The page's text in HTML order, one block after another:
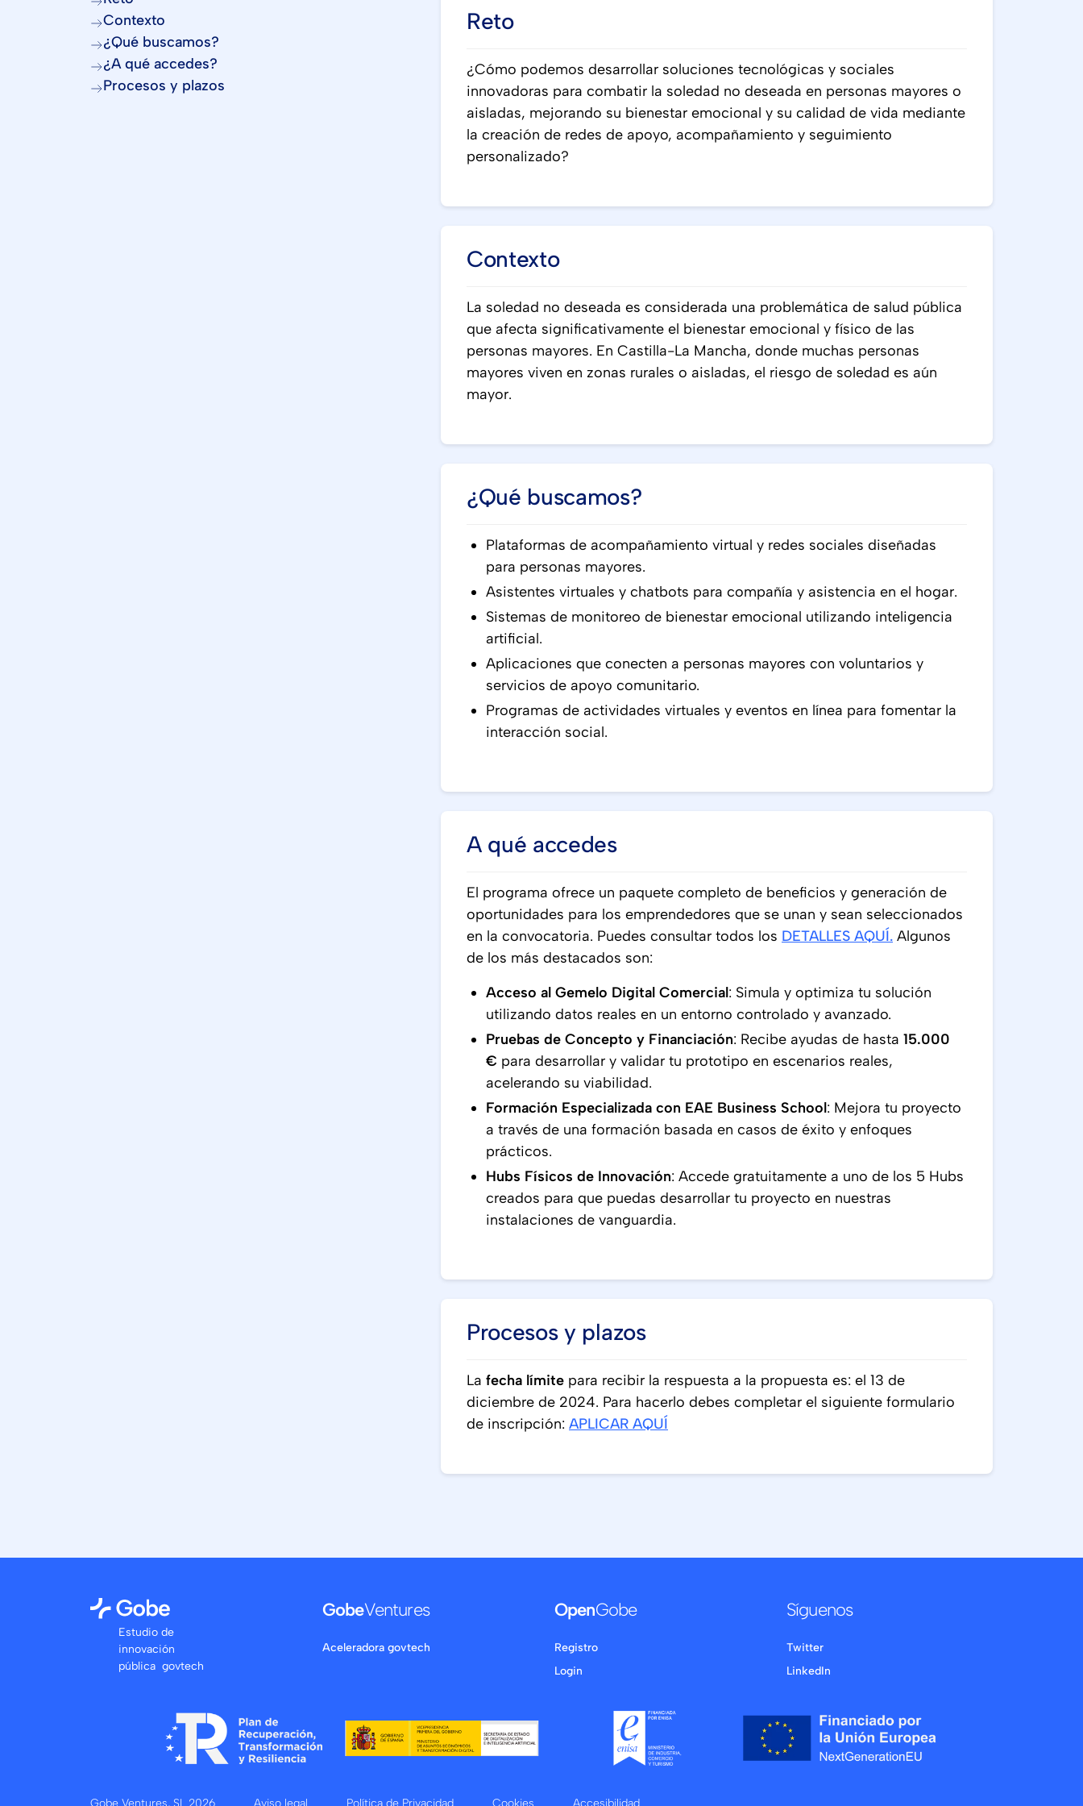
Contexto
¿Qué buscamos?
¿A qué accedes?
Procesos y plazos
Reto
¿Cómo podemos desarrollar soluciones tecnológicas y sociales
innovadoras para combatir la soledad no deseada en personas mayores o
aisladas, mejorando su bienestar emocional y su calidad de vida mediante
la creación de redes de apoyo, acompañamiento y seguimiento
personalizado?
Contexto
La soledad no deseada es considerada una problemática de salud pública
que afecta significativamente el bienestar emocional y físico de las
personas mayores. En Castilla-La Mancha, donde muchas personas
mayores viven en zonas rurales o aisladas, el riesgo de soledad es aún
mayor.
¿Qué buscamos?
Plataformas de acompañamiento virtual y redes sociales diseñadas
para personas mayores.
Asistentes virtuales y chatbots para compañía y asistencia en el hogar.
Sistemas de monitoreo de bienestar emocional utilizando inteligencia
artificial.
Aplicaciones que conecten a personas mayores con voluntarios y
servicios de apoyo comunitario.
Programas de actividades virtuales y eventos en línea para fomentar la
interacción social.
A qué accedes
El programa ofrece un paquete completo de beneficios y generación de
oportunidades para los emprendedores que se unan y sean seleccionados
en la convocatoria. Puedes consultar todos los DETALLES AQUÍ. Algunos
de los más destacados son:
Acceso al Gemelo Digital Comercial: Simula y optimiza tu solución
utilizando datos reales en un entorno controlado y avanzado.
Pruebas de Concepto y Financiación: Recibe ayudas de hasta 15.000
€ para desarrollar y validar tu prototipo en escenarios reales,
acelerando su viabilidad.
Formación Especializada con EAE Business School: Mejora tu proyecto
a través de una formación basada en casos de éxito y enfoques
prácticos.
Hubs Físicos de Innovación: Accede gratuitamente a uno de los 5 Hubs
creados para que puedas desarrollar tu proyecto en nuestras
instalaciones de vanguardia.
Procesos y plazos
La fecha límite para recibir la respuesta a la propuesta es: el 13 de
diciembre de 2024. Para hacerlo debes completar el siguiente formulario
de inscripción: APLICAR AQUÍ
Estudio de
innovación
pública govtech
GobeVentures
Aceleradora govtech
OpenGobe
Registro
Login
Síguenos
Twitter
LinkedIn
Gobe Ventures, SL 2026 Aviso legal Política de Privacidad Cookies Accesibilidad